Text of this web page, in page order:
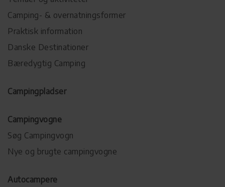
Camping- & overnatningsformer
Praktisk information
Danske Destinationer
Bæredygtig Camping
Campingpladser
Campingvogne
Søg Campingvogn
Nye og brugte campingvogne
Autocampere